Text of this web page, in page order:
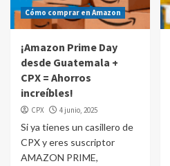
Cómo comprar en Amazon
¡Amazon Prime Day
desde Guatemala +
CPX = Ahorros
increíbles!
CPX 4 junio, 2025
Si ya tienes un casillero de
CPX y eres suscriptor
AMAZON PRIME,